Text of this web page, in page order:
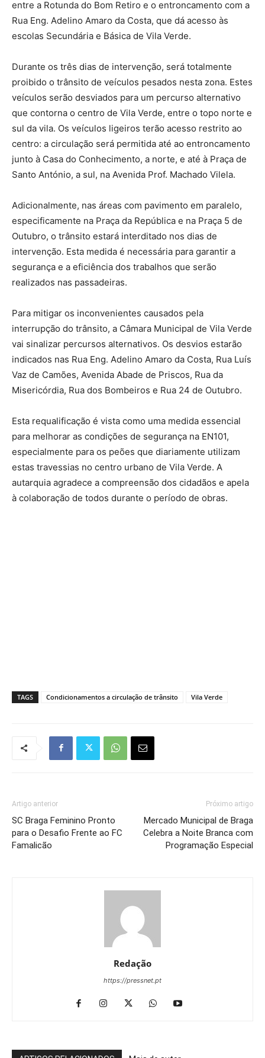
entre a Rotunda do Bom Retiro e o entroncamento com a
Rua Eng. Adelino Amaro da Costa, que dá acesso às
escolas Secundária e Básica de Vila Verde.
Durante os três dias de intervenção, será totalmente
proibido o trânsito de veículos pesados nesta zona. Estes
veículos serão desviados para um percurso alternativo
que contorna o centro de Vila Verde, entre o topo norte e
sul da vila. Os veículos ligeiros terão acesso restrito ao
centro: a circulação será permitida até ao entroncamento
junto à Casa do Conhecimento, a norte, e até à Praça de
Santo António, a sul, na Avenida Prof. Machado Vilela.
Adicionalmente, nas áreas com pavimento em paralelo,
especificamente na Praça da República e na Praça 5 de
Outubro, o trânsito estará interditado nos dias de
intervenção. Esta medida é necessária para garantir a
segurança e a eficiência dos trabalhos que serão
realizados nas passadeiras.
Para mitigar os inconvenientes causados pela
interrupção do trânsito, a Câmara Municipal de Vila Verde
vai sinalizar percursos alternativos. Os desvios estarão
indicados nas Rua Eng. Adelino Amaro da Costa, Rua Luís
Vaz de Camões, Avenida Abade de Priscos, Rua da
Misericórdia, Rua dos Bombeiros e Rua 24 de Outubro.
Esta requalificação é vista como uma medida essencial
para melhorar as condições de segurança na EN101,
especialmente para os peões que diariamente utilizam
estas travessias no centro urbano de Vila Verde. A
autarquia agradece a compreensão dos cidadãos e apela
à colaboração de todos durante o período de obras.
TAGS Condicionamentos a circulação de trânsito Vila Verde
Artigo anterior
SC Braga Feminino Pronto
para o Desafio Frente ao FC
Famalicão
Próximo artigo
Mercado Municipal de Braga
Celebra a Noite Branca com
Programação Especial
Redação
https://pressnet.pt